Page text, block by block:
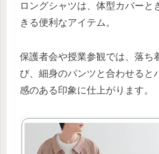
ロングシャツは、体型カバーと
きる便利なアイテム。
保護者会や授業参観では、落ち
び、細身のパンツと合わせると
感のある印象に仕上がります。